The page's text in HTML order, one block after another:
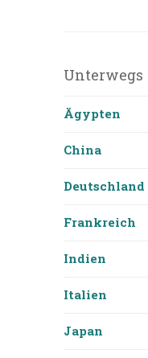
Unterwegs
Ägypten
China
Deutschland
Frankreich
Indien
Italien
Japan